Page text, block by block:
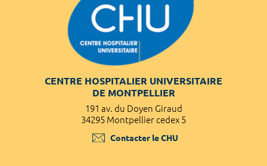
CENTRE HOSPITALIER UNIVERSITAIRE
DE MONTPELLIER
191 av. du Doyen Giraud
34295 Montpellier cedex 5
Contacter le CHU